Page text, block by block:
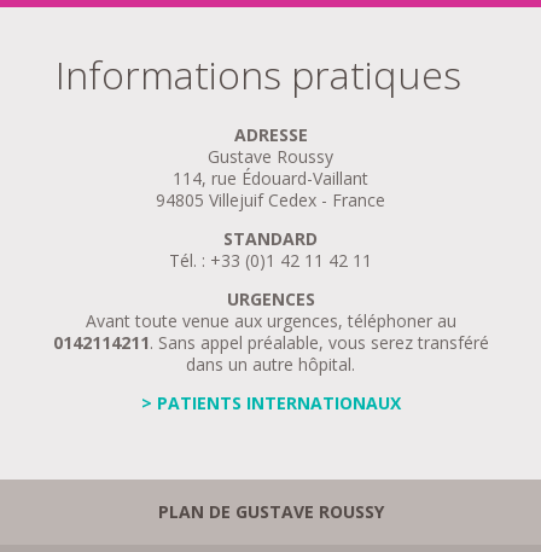
Informations pratiques
ADRESSE
Gustave Roussy
114, rue Édouard-Vaillant
94805 Villejuif Cedex - France
STANDARD
Tél. : +33 (0)1 42 11 42 11
URGENCES
Avant toute venue aux urgences, téléphoner au
0142114211. Sans appel préalable, vous serez transféré
dans un autre hôpital.
> PATIENTS INTERNATIONAUX
PLAN DE GUSTAVE ROUSSY